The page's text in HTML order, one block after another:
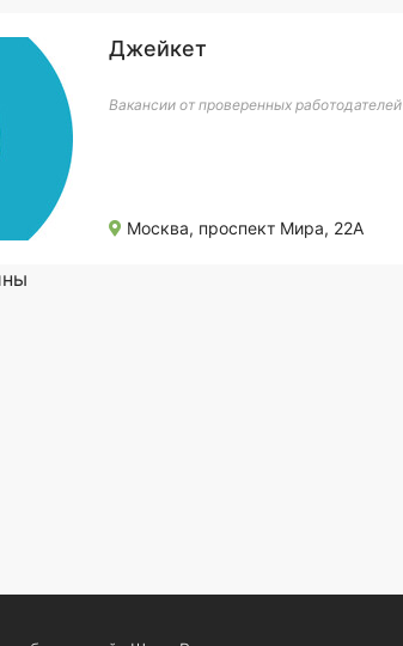
Джейкет
Вакансии от проверенных работодателей
Москва, проспект Мира, 22А